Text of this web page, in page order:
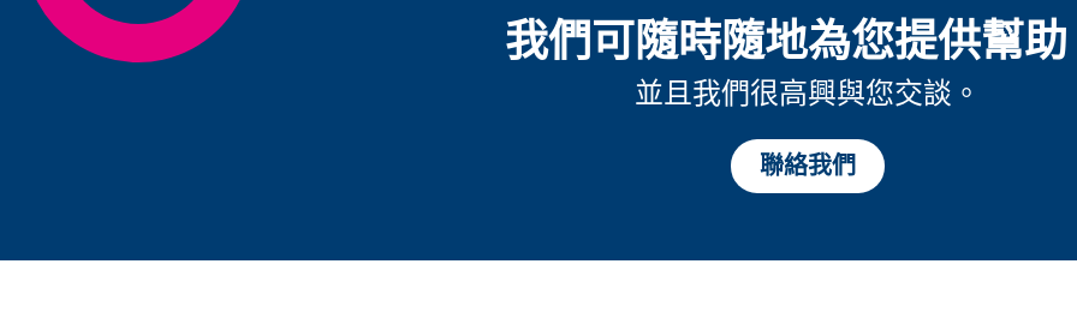
我們可隨時隨地為您提供幫助
並且我們很高興與您交談。
聯絡我們